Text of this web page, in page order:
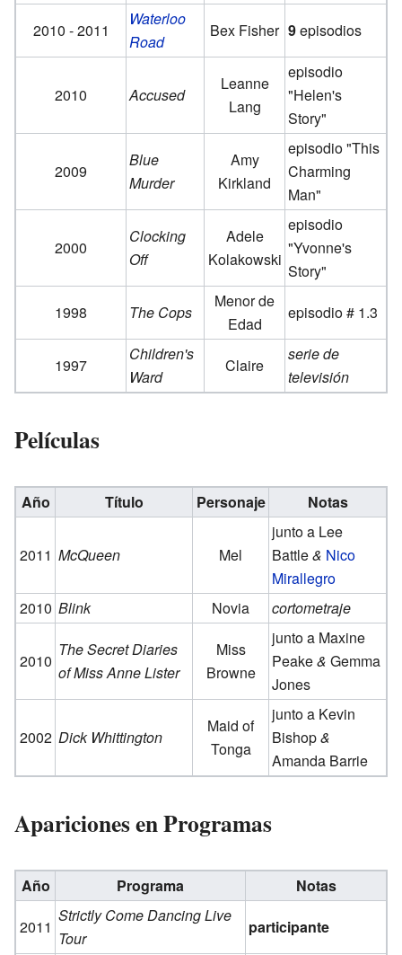
2010 - 2011
Waterloo
Road
Bex Fisher 9episodios
2010 Accused
Leanne
Lang
episodio
"Helen's
Story"
2009
Blue
Murder
Amy
Kirkland
episodio "This
Charming
Man"
2000
Clocking
Off
Adele
Kolakowski
episodio
"Yvonne's
Story"
1998
The Cops
Menor de
Edad
episodio # 1.3
1997
Children's
Ward
Claire
serie de
televisión
Películas
Año Título Personaje Notas
2011 McQueen Mel
junto a Lee
Battle& Nico
Mirallegro
2010 Blink Novia cortometraje
2010
The Secret Diaries
of Miss Anne Lister
Miss
Browne
junto a Maxine
Peake& Gemma
Jones
2002 Dick Whittington
Maid of
Tonga
junto a Kevin
Bishop&
Amanda Barrie
Apariciones en Programas
Año Programa
Notas
2011
Strictly Come Dancing Live
Tour
participante